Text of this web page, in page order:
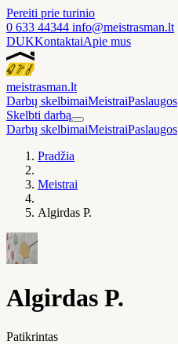
Pereiti prie turinio
0 633 44344 info@meistrasman.lt
DUKKontaktaiApie mus
meistrasman.lt
Darbų skelbimaiMeistraiPaslaugos
Skelbti darbą
Darbų skelbimaiMeistraiPaslaugos
Pradžia
Meistrai
Algirdas P.
Algirdas P.
Patikrintas